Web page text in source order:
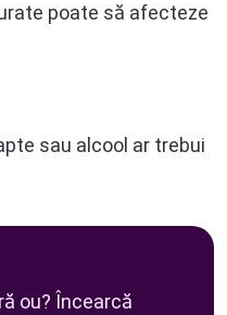
poate să afecteze
sau alcool ar trebui
ou? Încearcă